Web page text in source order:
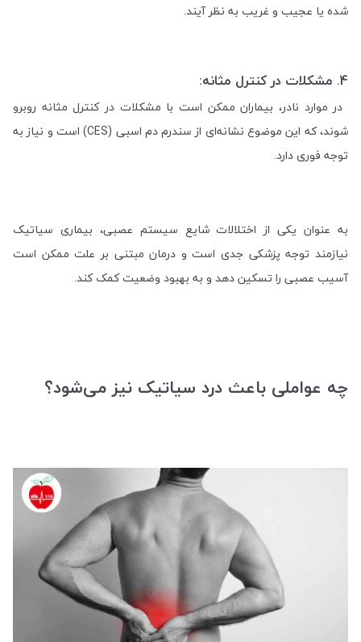
شده یا عجیب و غریب به نظر آیند.
4. مشکلات در کنترل مثانه:
در موارد نادر، بیماران ممکن است با مشکلات در کنترل مثانه روبرو
شوند، که این موضوع نشانه‌ای از سندرم دم اسبی (CES)
است و نیاز به
توجه فوری دارد.
به عنوان یکی از اختلالات شایع سیستم عصبی، بیماری سیاتیک
نیازمند توجه پزشکی جدی است و درمان مبتنی بر علت ممکن است
آسیب عصبی را تسکین دهد و به بهبود وضعیت کمک کند.
چه عواملی باعث درد سیاتیک نیز می‌شود؟